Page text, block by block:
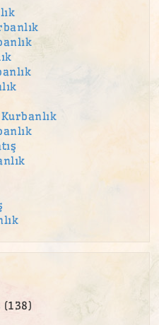
satış yeri
adak
satış yeri
adak
Kurban Satış Yeri
Satış Yeri
Satış Yeri
Kurban Satış Yeri
(138)